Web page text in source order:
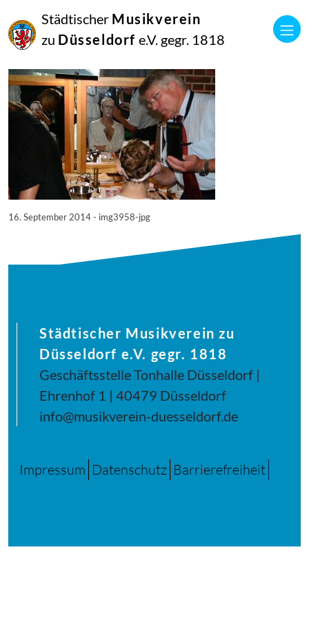
Städtischer Musikverein
zu Düsseldorf e.V. gegr. 1818
September
2014
Manfred Hill
16. September 2014 - img3958-jpg
Städtischer Musikverein zu
Düsseldorf e.V. gegr. 1818
Geschäftsstelle Tonhalle Düsseldorf |
Ehrenhof 1 | 40479 Düsseldorf
info@musikverein-duesseldorf.de
Impressum Datenschutz Barrierefreiheit